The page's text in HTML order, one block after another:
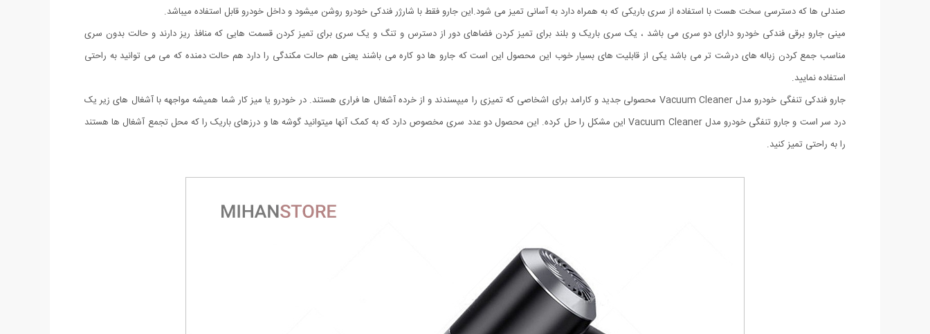
صندلی ها که دسترسی سخت هست با استفاده از سری باریکی که به همراه دارد به آسانی تمیز می شود.این جارو فقط با شارژر فندکی خودرو روشن میشود و داخل خودرو قابل استفاده میباشد.
مینی جارو برقی فندکی خودرو دارای دو سری می باشد ، یک سری باریک و بلند برای تمیز کردن فضاهای دور از دسترس و تنگ و یک سری برای تمیز کردن قسمت هایی که منافذ ریز دارند و حالت بدون سری
مناسب جمع کردن زباله های درشت تر می باشد یکی از قابلیت های بسیار خوب این محصول این است که جارو ها دو کاره می باشند یعنی هم حالت مکندگی را دارد هم حالت دمنده که می می توانید به راحتی
استفاده نمایید.
جارو فندکی تنفگی خودرو مدل Vacuum Cleaner محصولی جدید و کارامد برای اشخاصی که تمیزی را میپسندند و از خرده آشغال ها فراری هستند. در خودرو یا میز کار شما همیشه مواجهه با آشغال های زیر یک
درد سر است و جارو تنفگی خودرو مدل Vacuum Cleaner این مشکل را حل کرده. این محصول دو عدد سری مخصوص دارد که به کمک آنها میتوانید گوشه ها و درزهای باریک را که محل تجمع آشغال ها هستند
را به راحتی تمیز کنید.